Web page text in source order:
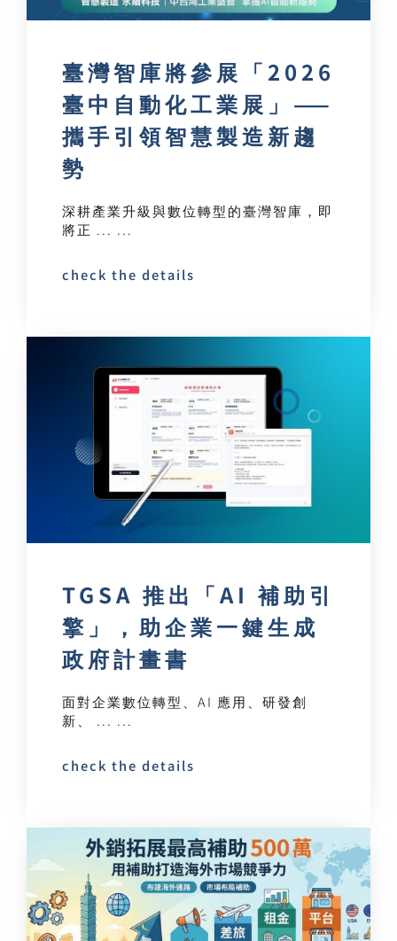
臺灣智庫將參展「2026
臺中自動化工業展」——
攜手引領智慧製造新趨
勢
深耕產業升級與數位轉型的臺灣智庫，即
將正 ... ...
check the details
TGSA 推出「AI 補助引
擎」，助企業一鍵生成
政府計畫書
面對企業數位轉型、AI 應用、研發創
新、 ... ...
check the details